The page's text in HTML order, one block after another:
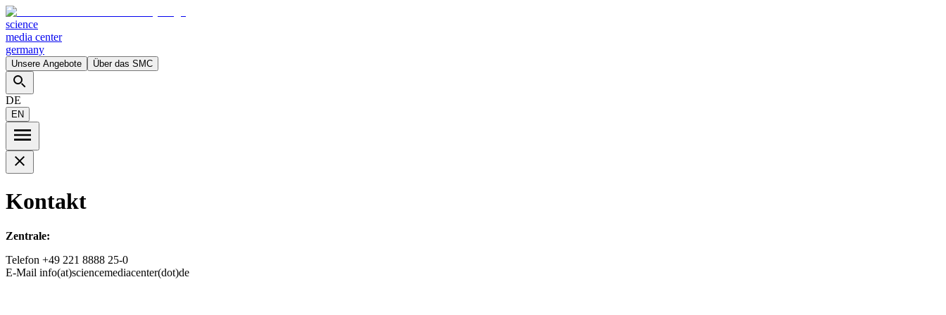
science
media center
germany
Unsere Angebote Über das SMC
DE
EN
Kontakt
Zentrale:
Telefon +49 221 8888 25-0
E-Mail info(at)sciencemediacenter(dot)de